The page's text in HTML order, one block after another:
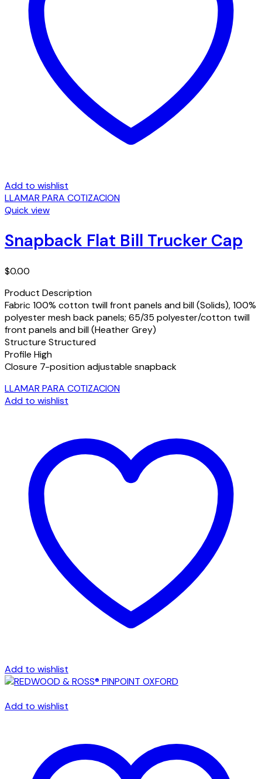
Add to wishlist
LLAMAR PARA COTIZACION
Quick view
Snapback Flat Bill Trucker Cap
$0.00
Product Description
Fabric 100% cotton twill front panels and bill (Solids), 100%
polyester mesh back panels; 65/35 polyester/cotton twill
front panels and bill (Heather Grey)
Structure Structured
Profile High
Closure 7-position adjustable snapback
LLAMAR PARA COTIZACION
Add to wishlist
Add to wishlist
Add to wishlist